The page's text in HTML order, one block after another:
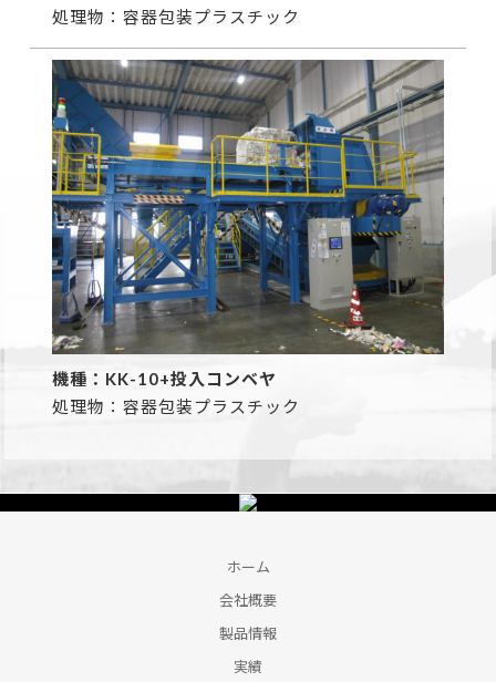
処理物：容器包装プラスチック
機種：KK-10+投入コンベヤ
処理物：容器包装プラスチック
ホーム
会社概要
製品情報
実績